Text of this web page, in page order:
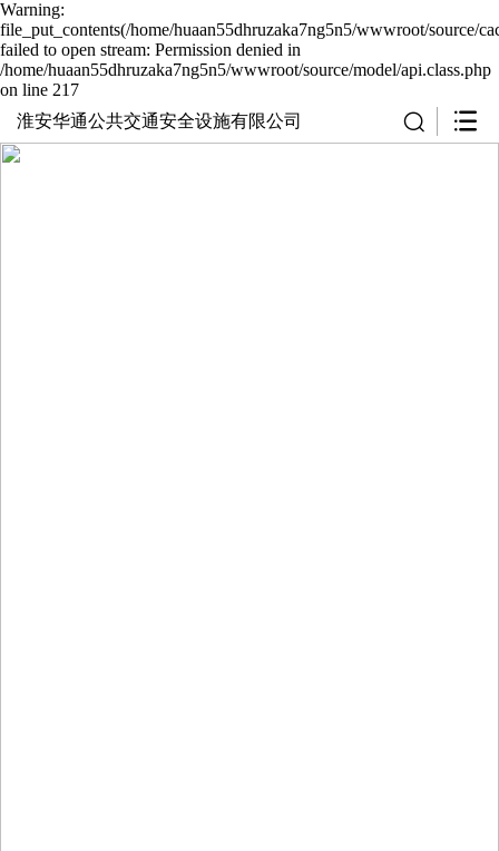
Warning:
file_put_contents(/home/huaan55dhruzaka7ng5n5/wwwroot/source/
failed to open stream: Permission denied in
/home/huaan55dhruzaka7ng5n5/wwwroot/source/model/api.class.php
on line 217
淮安华通公共交通安全设施有限公司